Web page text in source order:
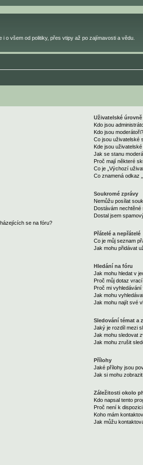
o všem od politiky, přes vtipy až po zajímavosti a vědu.
se na fóru?
Uživatelské
Kdo jsou
Kdo jsou moderátoři?
Co jsou uživatelské
Kde jsou
Jak se stanu
Proč mají některé
Co je „Výchozí
Co znamená odkaz
Soukromé zprávy
Nemůžu posílat
Dostávám
Dostal jsem
Přátelé a nepřátelé
Co je můj seznam
Jak mohu přidávat
Hledání na fóru
Jak mohu hledat v
Proč můj dotaz
Proč mi
Jak mohu
Jak mohu najít své
Sledování témat a
Jaký je rozdíl mezi
Jak mohu sledovat
Jak mohu zrušit
Přílohy
Jaké přílohy jsou
Jak si mohu
Záležitosti okolo
Kdo napsal tento
Proč není k
Koho mám
Jak můžu